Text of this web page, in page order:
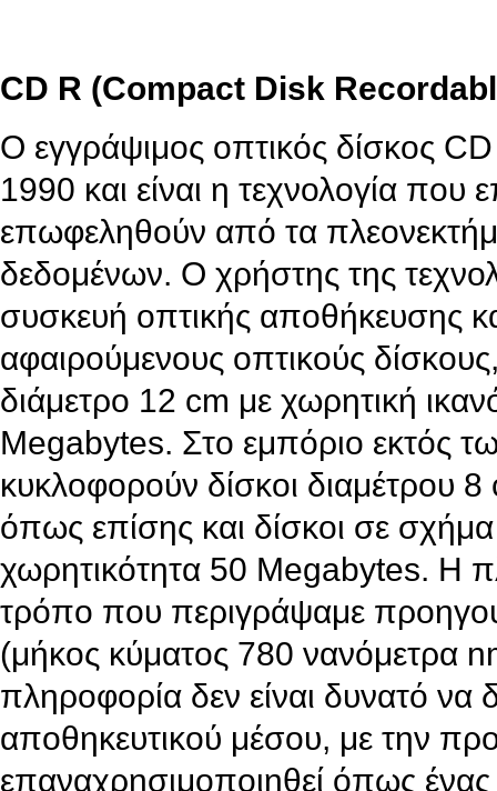
CD R (Compact Disk
Ο εγγράψιμος οπτικός δίσκος
1990 και είναι η τεχνολογία
επωφεληθούν από τα
δεδομένων. Ο χρήστης της
συσκευή οπτικής αποθήκευσης
αφαιρούμενους οπτικούς
διάμετρο 12 cm με χωρητική
Megabytes. Στο εμπόριο εκτός
κυκλοφορούν δίσκοι διαμέτρου
όπως επίσης και δίσκοι σε
χωρητικότητα 50 Megabytes. Η
τρόπο που περιγράψαμε
(μήκος κύματος 780 νανόμετρα
πληροφορία δεν είναι δυνατό να
αποθηκευτικού μέσου, με την
επαναχρησιμοποιηθεί όπως ένας